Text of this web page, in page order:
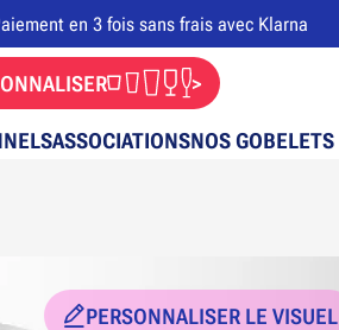
en 3 fois sans frais avec Klarna
>
ASSOCIATIONSNOS GOBELETS
PERSONNALISER LE VISUEL